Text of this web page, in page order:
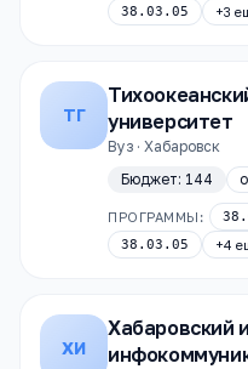
38.03.05
+3
ТГ
университет
Вуз · Хабаровск
Бюджет: 144
ПРОГРАММЫ:
38.03.05
+4
ХИ
Хабаровский